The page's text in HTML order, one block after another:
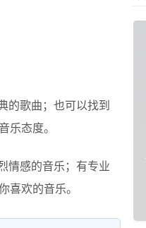
的歌曲；也可以找到
乐态度。
情感的音乐；有专业
欢的音乐。